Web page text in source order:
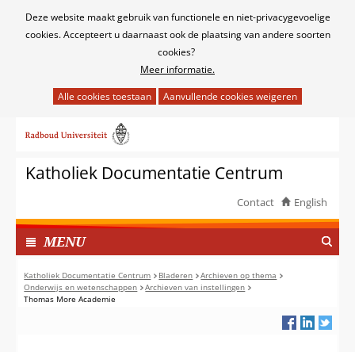
Cookies
Deze website maakt gebruik van functionele en niet-privacygevoelige
cookies. Accepteert u daarnaast ook de plaatsing van andere soorten
cookies?
Meer informatie.
het
van
cookies
deze
website
worden
toegestaan
of
geweigerd.
naar
inhoudKatholiek Documentatie Centrum
Contact English
MENUI
N
G
E
K
Katholiek Documentatie Centrum Bladeren
Archieven op thema
Onderwijs en wetenschappen
Archieven van instellingen
Thomas More Academie